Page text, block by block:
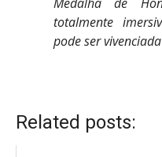
totalmente
pode ser
Related posts: